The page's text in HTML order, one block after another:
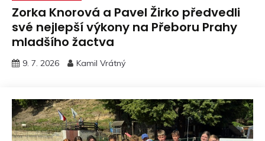
Zorka Knorová a Pavel Žirko předvedli
své nejlepší výkony na Přeboru Prahy
mladšího žactva
9. 7. 2026 Kamil Vrátný